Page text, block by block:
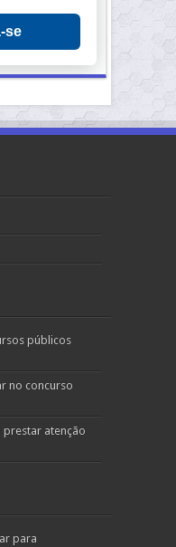
se
públicos
no concurso
prestar atenção
para